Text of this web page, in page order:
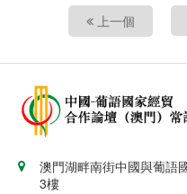
上一個
澳門湖畔南街中國與葡語
3樓